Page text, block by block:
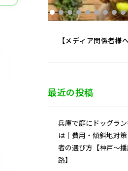
【メディア関係者様
最近の投稿
兵庫で庭にドッグラ
は｜費用・傾斜地対
者の選び方【神戸〜
路】